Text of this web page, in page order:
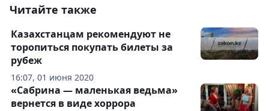
Читайте также
16:07, 01 июня 2020
Казахстанцам рекомендуют не
торопиться покупать билеты за
рубеж
«Сабрина — маленькая ведьма»
вернется в виде хоррора